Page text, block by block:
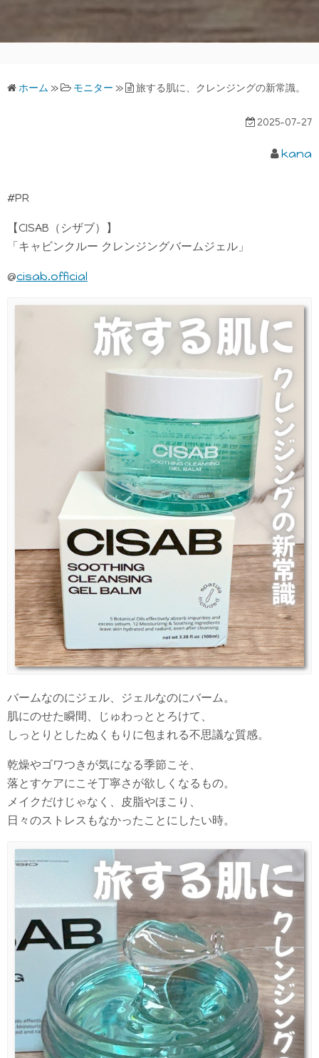
ホーム » モニター » 旅する肌に、クレンジングの新常識。
2025-07-27
kana
#PR
【CISAB（シザブ）】
「キャビンクルー クレンジングバームジェル」
@cisab.official
バームなのにジェル、ジェルなのにバーム。
肌にのせた瞬間、じゅわっととろけて、
しっとりとしたぬくもりに包まれる不思議な質感。
乾燥やゴワつきが気になる季節こそ、
落とすケアにこそ丁寧さが欲しくなるもの。
メイクだけじゃなく、皮脂やほこり、
日々のストレスもなかったことにしたい時。